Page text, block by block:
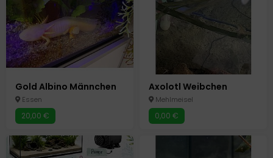
Gold Albino Männchen
Essen
20,00 €
Axolotl Weibchen
Mehlmeisel
0,00 €